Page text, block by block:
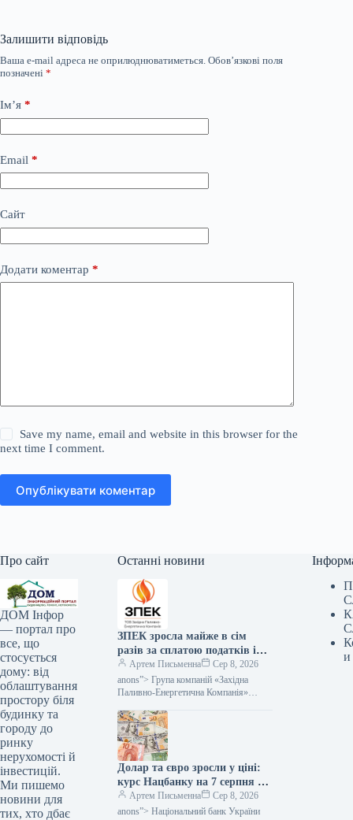
Залишити відповідь
Ваша e-mail адреса не оприлюднюватиметься. Обов’язкові поля
позначені *
Ім’я *
Email *
Сайт
Додати коментар *
Save my name, email and website in this browser for the
next time I comment.
Опублікувати коментар
Про сайт
ДОМ Інфор
— портал про
все, що
стосується
дому: від
облаштування
простору біля
будинку та
городу до
ринку
нерухомості й
інвестицій.
Ми пишемо
новини для
тих, хто дбає
Останні новини
ЗПЕК зросла майже в сім
разів за сплатою податків і
обов’язкових платежів —
Мінфін
Артем Письменна
Сер 8, 2026
anons”> Група компаній «Західна
Паливно-Енергетична Компанія»
півріччя 2026 року майже у сім разів
збільшила обсяг сплачених…
Долар та євро зросли у ціні:
курс Нацбанку на 7 серпня —
Мінфін
Артем Письменна
Сер 8, 2026
anons”> Національний банк України
и